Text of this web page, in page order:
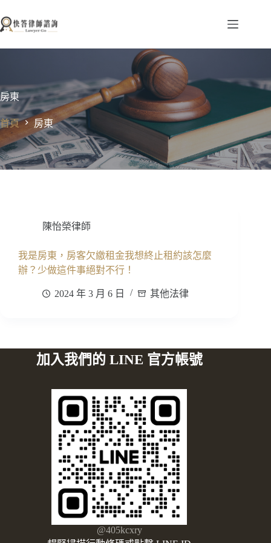
至
要
房東
首頁 房東
陳怡榮律師
我是房東，房客欠繳租金我想終止租約該怎麼
辦？少做這件事絕對不行！
2024 年 3 月 6 日 其他法律
加入我們的 LINE 官方帳號
@405kcxry